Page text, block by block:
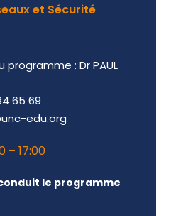
et Sécurité
programme : Dr PAUL
65 69
edu.org
– 17:00
le programme